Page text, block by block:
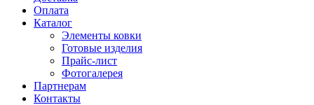
Оплата
Каталог
Элементы ковки
Готовые изделия
Прайс-лист
Фотогалерея
Партнерам
Контакты